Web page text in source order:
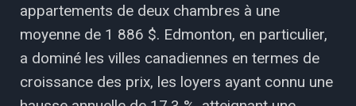
appartements de deux chambres à une
moyenne de 1 886 $. Edmonton, en particulier,
a dominé les villes canadiennes en termes de
croissance des prix, les loyers ayant connu une